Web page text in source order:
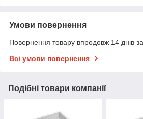
Умови повернення
Повернення товару впродовж 14 днів
Всі умови повернення
Подібні товари компанії